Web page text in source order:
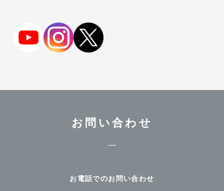
お問い合わせ
お電話でのお問い合わせ